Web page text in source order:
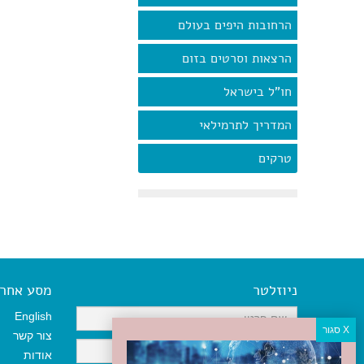
הרחובות היפים בעולם
הרצאות וסרטים בזום
חו"ל בישראל
המדריך לתרמילאי
טרקים
ניוזלטר מסע אחר
English
צור קשר
אודות